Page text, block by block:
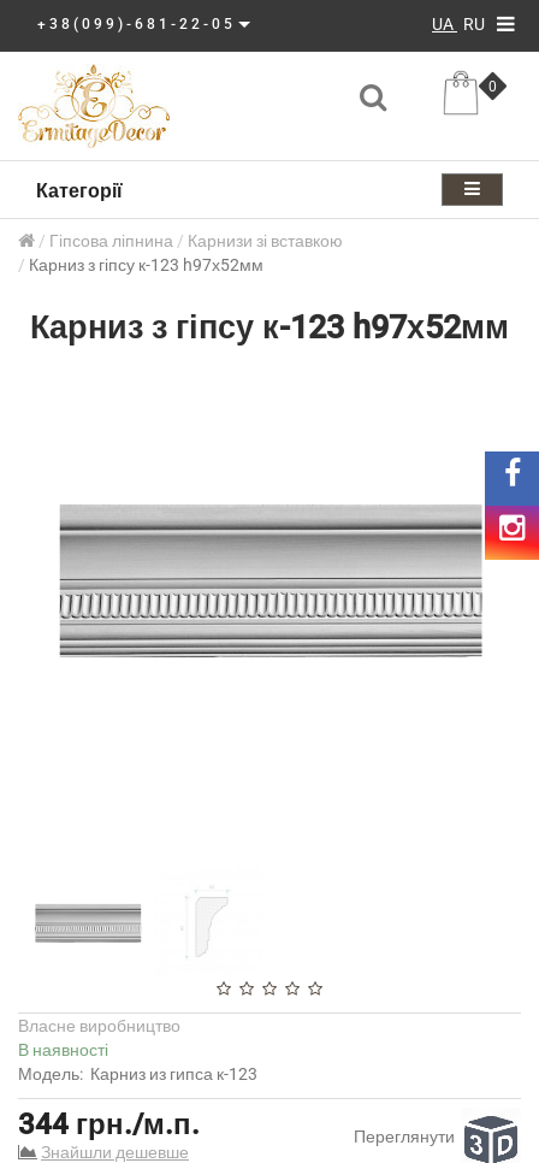
+38(099)-681-22-05 UA RU
0
Категорії
Гіпсова ліпнина
Карнизи зі вставкою
Карниз з гіпсу к-123 h97х52мм
Карниз з гіпсу к-123 h97х52мм
Власне виробництво
В наявності
Модель: Карниз из гипса к-123
344 грн./м.п.
Знайшли дешевше
Переглянути